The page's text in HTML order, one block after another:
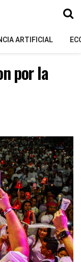
ARTIFICIAL
por la